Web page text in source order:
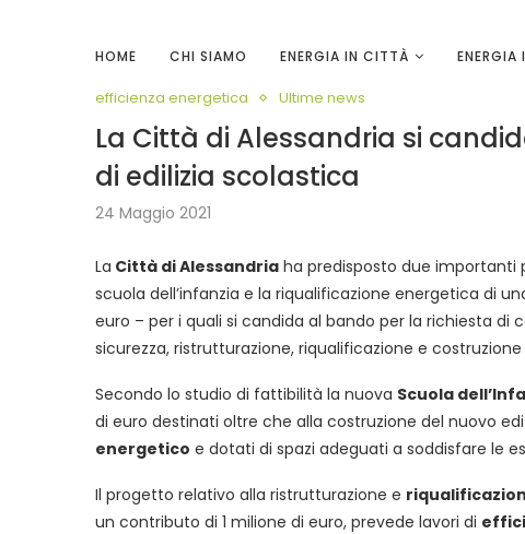
HOME CHI SIAMO ENERGIA IN CITTÀ ENERGIA
efficienza energetica Ultime news
La Città di Alessandria si
di edilizia scolastica
24 Maggio 2021
La Città di Alessandria ha predisposto due importanti
scuola dell’infanzia e la riqualificazione energetica di
euro – per i quali si candida al bando per la richiesta
sicurezza, ristrutturazione, riqualificazione e
Secondo lo studio di fattibilità la nuova Scuola
di euro destinati oltre che alla costruzione del nuovo
energetico e dotati di spazi adeguati a soddisfare le
Il progetto relativo alla ristrutturazione e
un contributo di 1 milione di euro, prevede lavori di